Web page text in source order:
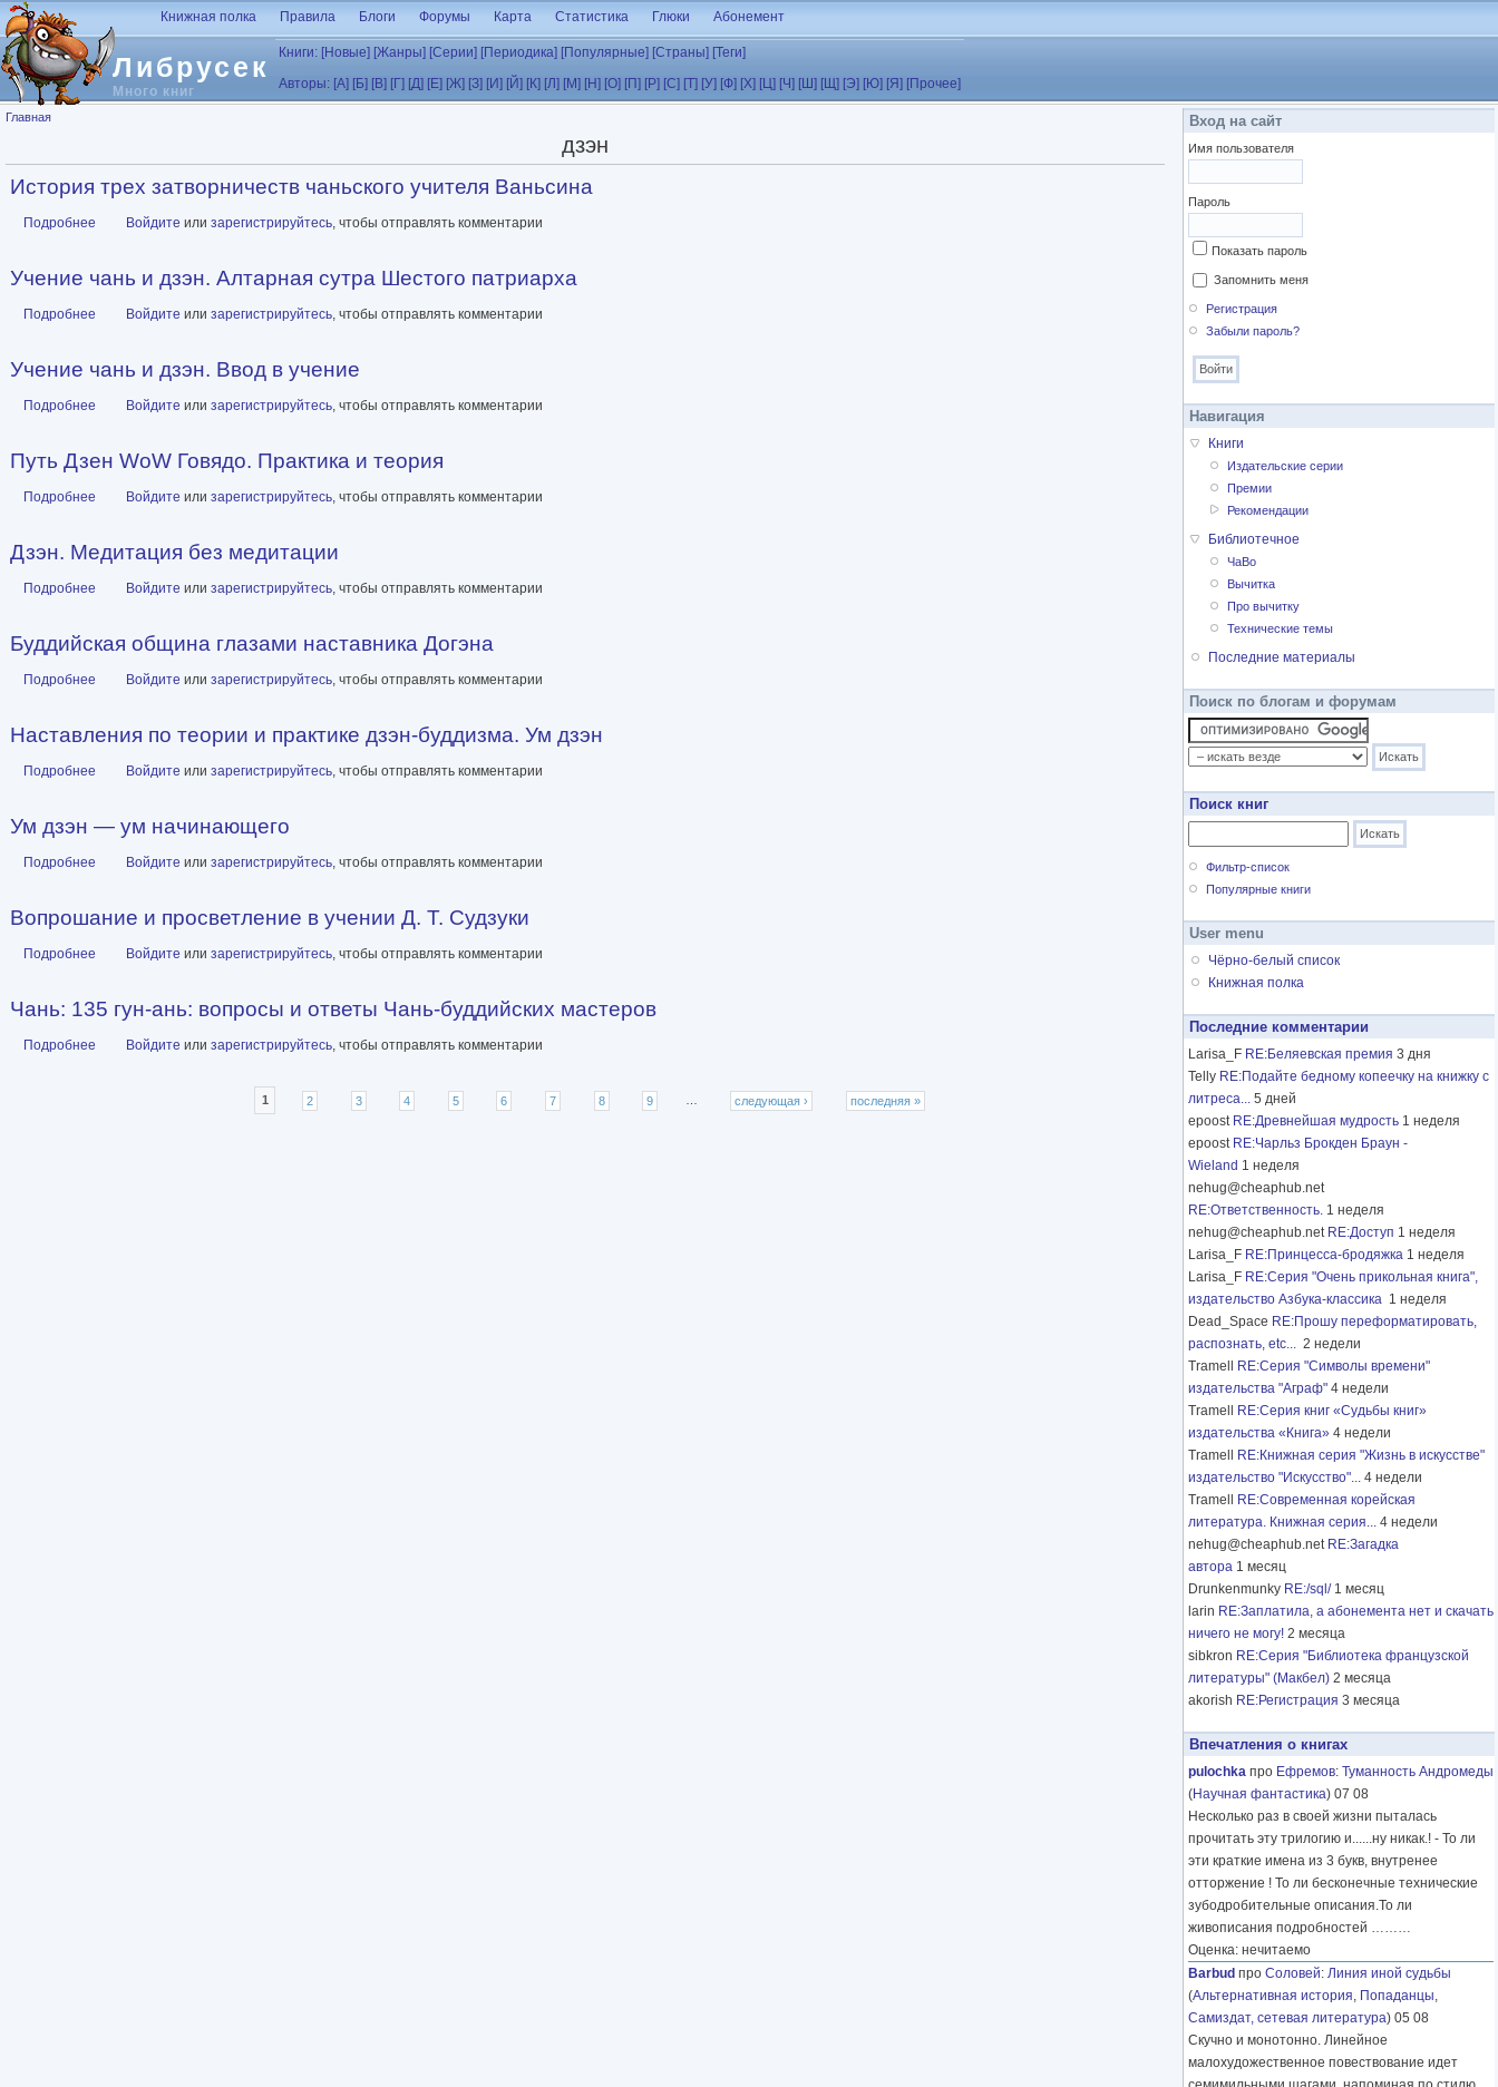
Перейти к основному содержанию
Либрусек
Много книг
Книжная полка Правила Блоги Форумы Карта Статистика Глюки Абонемент
Книги: [Новые] [Жанры] [Серии] [Периодика] [Популярные] [Страны] [Теги]
Авторы: [А] [Б] [В] [Г] [Д] [Е] [Ж] [З] [И] [Й] [К] [Л] [М] [Н] [О] [П] [Р] [С] [Т] [У] [Ф] [Х] [Ц] [Ч] [Ш] [Щ] [Э] [Ю] [Я] [Прочее]
Вы здесь
Главная
дзэн
История трех затворничеств чаньского учителя Ваньсина
Подробнее о История трех затворничеств чаньского учителя Ваньсина
Войдите или зарегистрируйтесь, чтобы отправлять комментарии
Учение чань и дзэн. Алтарная сутра Шестого патриарха
Подробнее о Учение чань и дзэн. Алтарная сутра Шестого патриарха
Войдите или зарегистрируйтесь, чтобы отправлять комментарии
Учение чань и дзэн. Ввод в учение
Подробнее о Учение чань и дзэн. Ввод в учение
Войдите или зарегистрируйтесь, чтобы отправлять комментарии
Путь Дзен WoW Говядо. Практика и теория
Подробнее о Путь Дзен WoW Говядо. Практика и теория
Войдите или зарегистрируйтесь, чтобы отправлять комментарии
Дзэн. Медитация без медитации
Подробнее о Дзэн. Медитация без медитации
Войдите или зарегистрируйтесь, чтобы отправлять комментарии
Буддийская община глазами наставника Догэна
Подробнее о Буддийская община глазами наставника Догэна
Войдите или зарегистрируйтесь, чтобы отправлять комментарии
Наставления по теории и практике дзэн-буддизма. Ум дзэн
Подробнее о Наставления по теории и практике дзэн-буддизма. Ум дзэн
Войдите или зарегистрируйтесь, чтобы отправлять комментарии
Ум дзэн — ум начинающего
Подробнее о Ум дзэн — ум начинающего
Войдите или зарегистрируйтесь, чтобы отправлять комментарии
Вопрошание и просветление в учении Д. Т. Судзуки
Подробнее о Вопрошание и просветление в учении Д. Т. Судзуки
Войдите или зарегистрируйтесь, чтобы отправлять комментарии
Чань: 135 гун-ань: вопросы и ответы Чань-буддийских мастеров
Подробнее о Чань: 135 гун-ань: вопросы и ответы Чань-буддийских мастеров
Войдите или зарегистрируйтесь, чтобы отправлять комментарии
1 2 3 4 5 6 7 8 9 … следующая › последняя »
Вход на сайт
Имя пользователя
Пароль
Показать пароль
Запомнить меня
Регистрация
Забыли пароль?
Навигация
Книги
Издательские серии
Премии
Рекомендации
Библиотечное
ЧаВо
Вычитка
Про вычитку
Технические темы
Последние материалы
Поиск по блогам и форумам
Поиск книг
Фильтр-список
Популярные книги
User menu
Чёрно-белый список
Книжная полка
Последние комментарии
Larisa_F RE:Беляевская премия 3 дня
Telly RE:Подайте бедному копеечку на книжку с
литреса... 5 дней
epoost RE:Древнейшая мудрость 1 неделя
epoost RE:Чарльз Брокден Браун -
Wieland 1 неделя
nehug@cheaphub.net
RE:Ответственность. 1 неделя
nehug@cheaphub.net RE:Доступ 1 неделя
Larisa_F RE:Принцесса-бродяжка 1 неделя
Larisa_F RE:Серия "Очень прикольная книга",
издательство Азбука-классика 1 неделя
Dead_Space RE:Прошу переформатировать,
распознать, etc... 2 недели
Tramell
RE:Серия "Символы времени"
издательства "Аграф" 4 недели
Tramell
RE:Серия книг «Судьбы книг»
издательства «Книга» 4 недели
Tramell
RE:Книжная серия "Жизнь в искусстве"
издательство "Искусство"... 4 недели
Tramell
RE:Современная корейская
литература. Книжная серия... 4 недели
nehug@cheaphub.net RE:Загадка
автора 1 месяц
Drunkenmunky RE:/sql/ 1 месяц
larin RE:Заплатила, а абонемента нет и скачать
ничего не могу! 2 месяца
sibkron RE:Серия "Библиотека французской
литературы" (Макбел) 2 месяца
akorish RE:Регистрация 3 месяца
Впечатления о книгах
pulochka про Ефремов: Туманность Андромеды
(Научная фантастика) 07 08
Несколько раз в своей жизни пыталась
прочитать эту трилогию и......ну никак.! - То ли
эти краткие имена из 3 букв, внутренее
отторжение ! То ли бесконечные технические
зубодробительные описания.То ли
живописания подробностей ………
Оценка: нечитаемо
Barbud про Соловей: Линия иной судьбы
(Альтернативная история, Попаданцы,
Самиздат, сетевая литература) 05 08
Скучно и монотонно. Линейное
малохудожественное повествование идет